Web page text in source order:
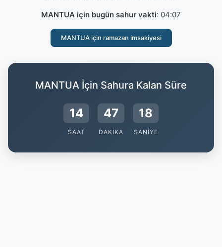
MANTUA için bugün sahur vakti: 04:07
MANTUA için ramazan imsakiyesi
MANTUA İçin Sahura Kalan Süre
14
SAAT
47
DAKIKA
17
SANIYE